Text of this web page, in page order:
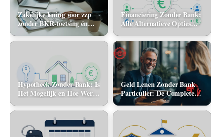
Zakelijke lening voor zzp
zonder BKR-toetsing én
zonder jaarcijfers: kan het
in 2026?
Financiering Zonder Bank:
Alle Alternatieve Opties
Hypotheek Zonder Bank: Is
Het Mogelijk en Hoe Werkt
Geld Lenen Zonder Bank
Particulier: De Complete
Gids (2026)